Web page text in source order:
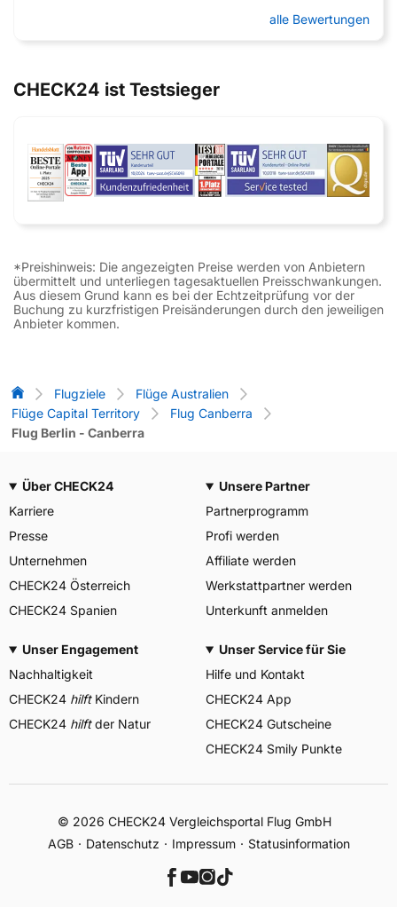
alle Bewertungen
CHECK24 ist Testsieger
*Preishinweis: Die angezeigten Preise werden von Anbietern
übermittelt und unterliegen tagesaktuellen Preisschwankungen.
Aus diesem Grund kann es bei der Echtzeitprüfung vor der
Buchung zu kurzfristigen Preisänderungen durch den jeweiligen
Anbieter kommen.
Flug-Vergleich
Flugziele
Flüge Australien
Flüge Capital Territory
Flug Canberra
Flug Berlin - Canberra
Über CHECK24
Karriere
Presse
Unternehmen
CHECK24 Österreich
CHECK24 Spanien
Unsere Partner
Partnerprogramm
Profi werden
Affiliate werden
Werkstattpartner werden
Unterkunft anmelden
Unser Engagement
Nachhaltigkeit
CHECK24 hilftKindern
CHECK24 hilftder Natur
Unser Service für Sie
Hilfe und Kontakt
CHECK24 App
CHECK24 Gutscheine
CHECK24 Smily Punkte
© 2026 CHECK24 Vergleichsportal Flug GmbH
AGB
Datenschutz Impressum Statusinformation